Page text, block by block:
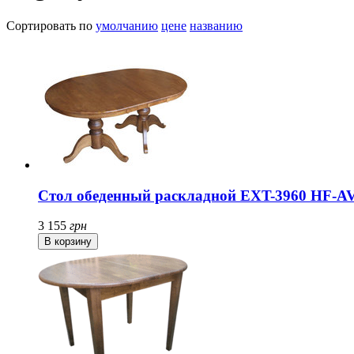
Сортировать по умолчанию цене названию
Стол обеденный раскладной EXT-3960 HF-
3 155 грн